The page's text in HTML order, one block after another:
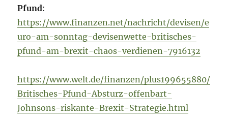
Pfund:
https://www.finanzen.net/nachricht/devisen/e
uro-am-sonntag-devisenwette-britisches-
pfund-am-brexit-chaos-verdienen-7916132
https://www.welt.de/finanzen/plus199655880/
Britisches-Pfund-Absturz-offenbart-
Johnsons-riskante-Brexit-Strategie.html